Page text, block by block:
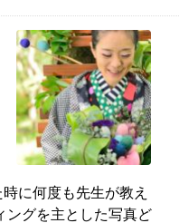
に何度も先生が教え
ングを主とした写真ど